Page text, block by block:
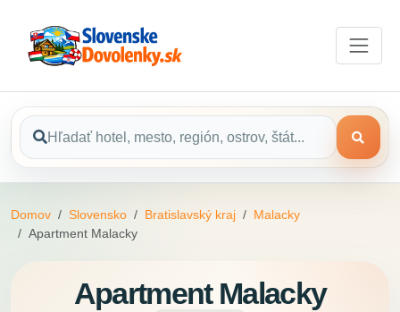
Domov Slovensko Bratislavský kraj
Malacky
Apartment Malacky
Apartment Malacky